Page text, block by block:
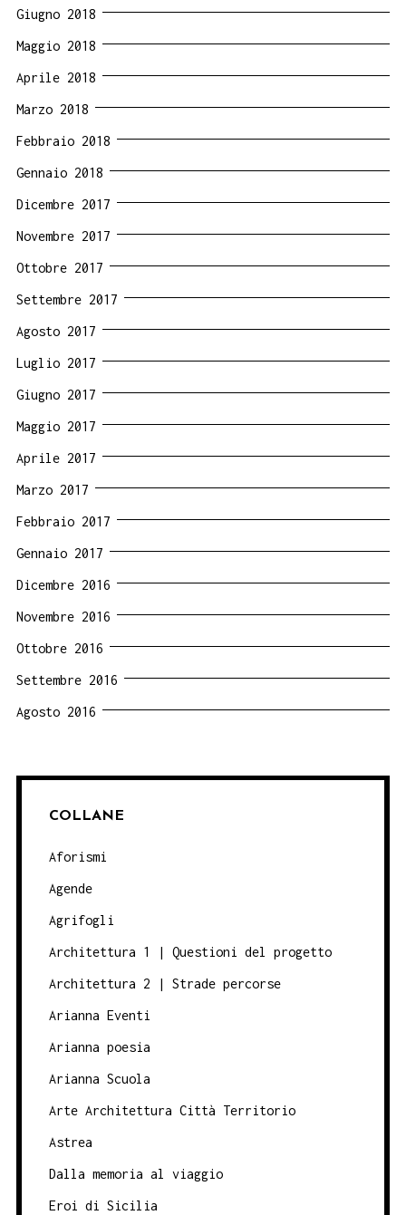
Giugno 2018
Maggio 2018
Aprile 2018
Marzo 2018
Febbraio 2018
Gennaio 2018
Dicembre 2017
Novembre 2017
Ottobre 2017
Settembre 2017
Agosto 2017
Luglio 2017
Giugno 2017
Maggio 2017
Aprile 2017
Marzo 2017
Febbraio 2017
Gennaio 2017
Dicembre 2016
Novembre 2016
Ottobre 2016
Settembre 2016
Agosto 2016
COLLANE
Aforismi
Agende
Agrifogli
Architettura 1 | Questioni del progetto
Architettura 2 | Strade percorse
Arianna Eventi
Arianna poesia
Arianna Scuola
Arte Architettura Città Territorio
Astrea
Dalla memoria al viaggio
Eroi di Sicilia